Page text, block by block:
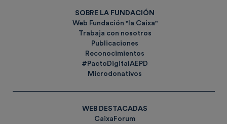
SOBRE LA FUNDACIÓN
Web Fundación "la Caixa"
Trabaja con nosotros
Publicaciones
Reconocimientos
#PactoDigitalAEPD
Microdonativos
WEB DESTACADAS
CaixaForum